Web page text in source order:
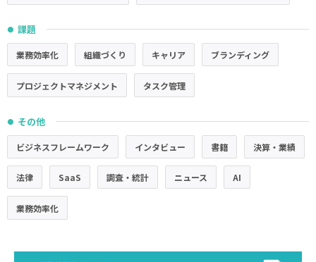
● 課題
業務効率化 組織づくり キャリア ブランディング
プロジェクトマネジメント タスク管理
● その他
ビジネスフレームワーク インタビュー 書籍 決算・業績
法律 SaaS 調査・統計 ニュース AI
業務効率化